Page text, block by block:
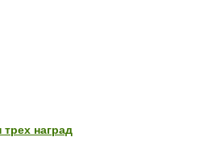
трех наград